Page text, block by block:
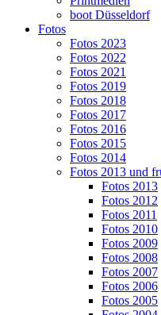
boot Düsseldorf
Fotos
Fotos 2023
Fotos 2022
Fotos 2021
Fotos 2019
Fotos 2018
Fotos 2017
Fotos 2016
Fotos 2015
Fotos 2014
Fotos 2013 und
Fotos 2013
Fotos 2012
Fotos 2011
Fotos 2010
Fotos 2009
Fotos 2008
Fotos 2007
Fotos 2006
Fotos 2005